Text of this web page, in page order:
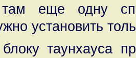
там еще одну
установить
таунхауса